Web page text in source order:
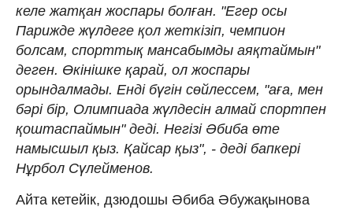
келе жатқан жоспары болған. "Егер осы
Парижде жүлдеге қол жеткізіп, чемпион
болсам, спорттық мансабымды аяқтаймын"
деген. Өкінішке қарай, ол жоспары
орындалмады. Енді бүгін сөйлессем, "аға, мен
бәрі бір, Олимпиада жүлдесін алмай спортпен
қоштаспаймын" деді. Негізі Әбиба өте
намысшыл қыз. Қайсар қыз", - деді бапкері
Нұрбол Сүлейменов.
Айта кетейік, дзюдошы Әбиба Әбужақынова